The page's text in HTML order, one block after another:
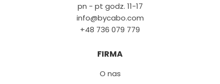
pn - pt godz. 11-17
info@bycabo.com
+48 736 079 779
FIRMA
O nas